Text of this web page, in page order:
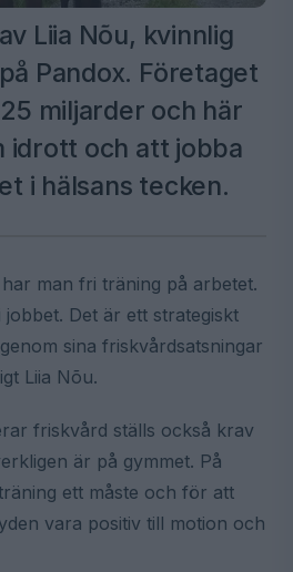
Liia Nõu, kvinnlig
Pandox. Företaget
miljarder och här
idrott och att jobba
i hälsans tecken.
man fri träning på arbetet.
Det är ett strategiskt
sina friskvårdsatsningar
Liia Nõu.
friskvård ställs också krav
är på gymmet. På
ett måste och för att
vara positiv till motion och